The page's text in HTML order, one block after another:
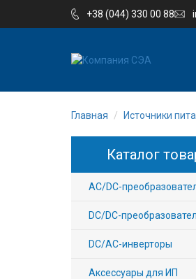
+38 (044) 330 00 88
Компания
Производство
Главная Источники
Каталог
AC/DC-
DC/DC-
DC/AC-инверторы
Аксессуары для ИП